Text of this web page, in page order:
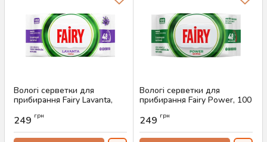
Вологі серветки для
прибирання Fairy Lavanta,
Артикул:
249 грн
Вологі серветки для
прибирання Fairy Power, 100
Артикул:
249 грн